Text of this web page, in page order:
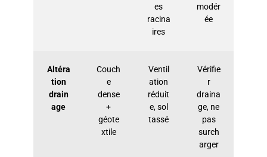
es
racina
ires
modér
ée
Altéra
tion
drain
age
Couch
e
dense
+
géote
xtile
Ventil
ation
réduit
e, sol
tassé
Vérifie
r
draina
ge, ne
pas
surch
arger